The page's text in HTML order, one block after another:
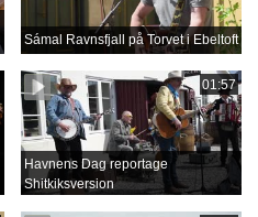
Sámal Ravnsfjall på Torvet i Ebeltoft
01:57
Havnens Dag reportage
Shitkiksversion